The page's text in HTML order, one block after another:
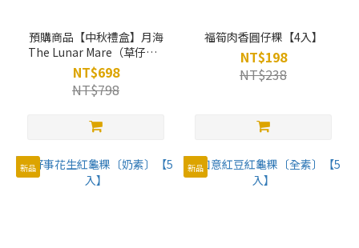
預購商品【中秋禮盒】月海
The Lunar Mare（草仔粿4
款+茶包1款) [冷凍]
NT$698
NT$798
福筍肉香圓仔粿【4入】
NT$198
NT$238
新品 新品